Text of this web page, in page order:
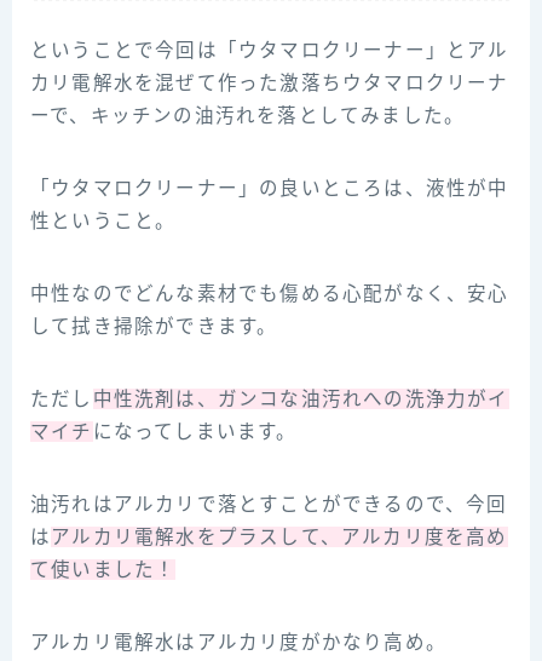
ということで今回は「ウタマロクリーナー」とアル
カリ電解水を混ぜて作った激落ちウタマロクリーナ
ーで、キッチンの油汚れを落としてみました。
「ウタマロクリーナー」の良いところは、液性が中
性ということ。
中性なのでどんな素材でも傷める心配がなく、安心
して拭き掃除ができます。
ただし 中性洗剤は、ガンコな油汚れへの洗浄力がイ
マイチ になってしまいます。
油汚れはアルカリで落とすことができるので、今回
は アルカリ電解水をプラスして、アルカリ度を高め
て使いました！
アルカリ電解水はアルカリ度がかなり高め。